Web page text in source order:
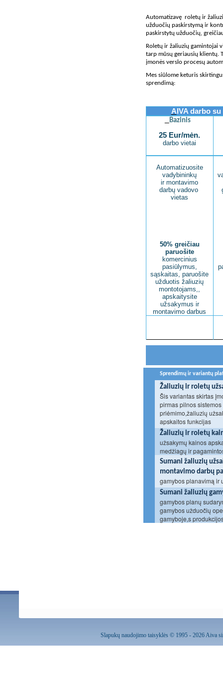
Automatizavę roletų ir
užduočių paskirstymą ir
paskirstytų užduočių,
Roletų ir žaliuzių gamintojai
tarp mūsų geriausių klientų.
įmonės verslo procesų
Mes siūlome keturis
sprendimą:
AIVA darbo
Bazinis
25 Eur/mėn.
darbo vietai
Automatizuosite
vadybininkų
ir montavimo
darbų vadovo
vietas
50% greičiau
paruošite
komercinius
pasiūlymus,
sąskaitas, paruošite
užduotis žaliuzių
montotojams,,
apskaitysite
užsakymus ir
montavimo darbus
Sprendimų ir variantų
Žaliuzių ir roletų
Šis variantas skirtas
pirmas pilnos
priėmimo,žaliuzių
apskaitos funkcijas
Žaliuzių ir roletų
užsakymų kainos
medžiagų ir
Sumani žaliuzių
montavimo darbų
gamybos planavimą ir
Sumani žaliuzių
gamybos planų
gamybos užduočių
gamyboje,s
Slapukų naudojimo taisyklės© 1995 - 2026 Aiva